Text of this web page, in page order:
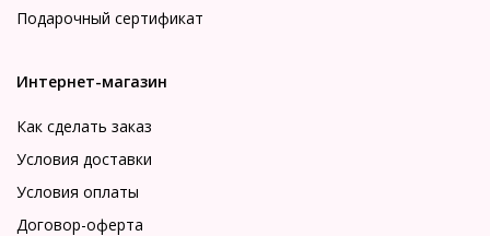
Подарочный сертификат
Интернет-магазин
Как сделать заказ
Условия доставки
Условия оплаты
Договор-оферта